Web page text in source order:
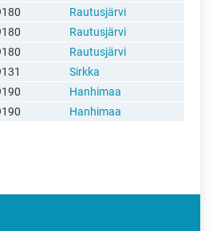
Rautusjärvi
Rautusjärvi
Rautusjärvi
Sirkka
Hanhimaa
Hanhimaa